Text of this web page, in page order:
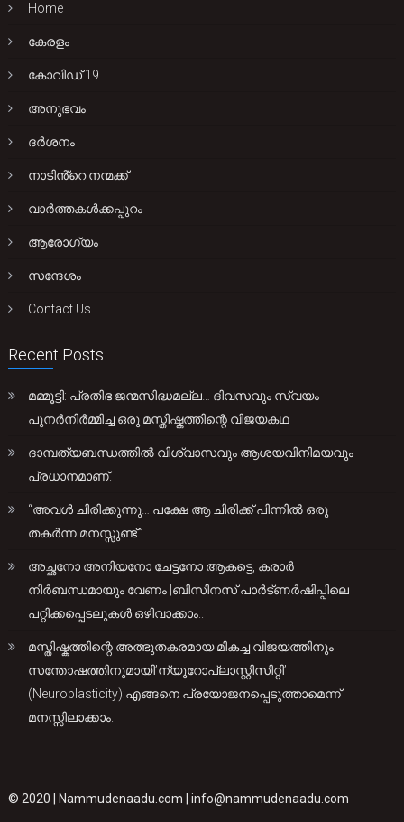
Home
കേരളം
കോവിഡ് 19
അനുഭവം
ദർശനം
നാടിൻ്റെ നന്മക്ക്
വാർത്തകൾക്കപ്പുറം
ആരോഗ്യം
സന്ദേശം
Contact Us
Recent Posts
മമ്മൂട്ടി: പ്രതിഭ ജന്മസിദ്ധമല്ല… ദിവസവും സ്വയം
പുനർനിർമ്മിച്ച ഒരു മസ്തിഷ്കത്തിന്റെ വിജയകഥ
ദാമ്പത്യബന്ധത്തിൽ വിശ്വാസവും ആശയവിനിമയവും
പ്രധാനമാണ്.
“അവൾ ചിരിക്കുന്നു… പക്ഷേ ആ ചിരിക്ക് പിന്നിൽ ഒരു
തകർന്ന മനസ്സുണ്ട്.”
അച്ഛനോ അനിയനോ ചേട്ടനോ ആകട്ടെ, കരാർ
നിർബന്ധമായും വേണം |ബിസിനസ് പാർട്ണർഷിപ്പിലെ
പറ്റിക്കപ്പെടലുകൾ ഒഴിവാക്കാം..
മസ്തിഷ്കത്തിന്റെ അത്ഭുതകരമായ മികച്ച വിജയത്തിനും
സന്തോഷത്തിനുമായി’ന്യൂറോപ്ലാസ്റ്റിസിറ്റി’
(Neuroplasticity):എങ്ങനെ പ്രയോജനപ്പെടുത്താമെന്ന്
മനസ്സിലാക്കാം.
© 2020 | Nammudenaadu.com |info@nammudenaadu.com